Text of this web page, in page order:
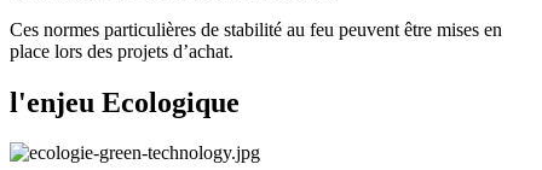
Ces normes particulières de stabilité au feu peuvent être mises en
place lors des projets d’achat.
l'enjeu Ecologique